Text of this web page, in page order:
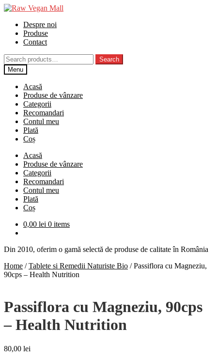
Skip
navigation
Skip
contentDespre noi
Produse
Contact
Search
for:
Search
Menu
Acasă
Produse de vânzare
Categorii
Recomandari
Contul meu
Plată
Coș
Acasă
Produse de vânzare
Categorii
Recomandari
Contul meu
Plată
Coș
0,00 lei 0 items
Din 2010, oferim o gamă selectă de produse de calitate în România
Home /Tablete si Remedii Naturiste Bio /Passiflora cu Magneziu,
90cps – Health Nutrition
Passiflora cu Magneziu, 90cps
– Health Nutrition
80,00 lei